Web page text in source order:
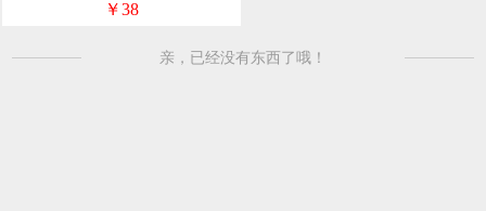
器带夜灯礼品logo定制
￥38
亲，已经没有东西了哦！